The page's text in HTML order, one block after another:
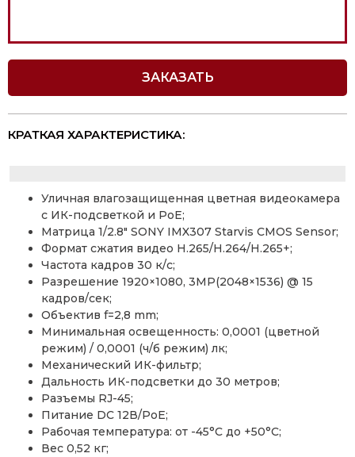
ЗАКАЗАТЬ
КРАТКАЯ ХАРАКТЕРИСТИКА:
Уличная влагозащищенная цветная видеокамера
с ИК-подсветкой и PoE;
Матрица 1/2.8″ SONY IMX307 Starvis CMOS Sensor;
Формат сжатия видео H.265/H.264/H.265+;
Частота кадров 30 к/с;
Разрешение 1920×1080, 3MP(2048×1536) @ 15
кадров/сек;
Объектив f=2,8 mm;
Минимальная освещенность: 0,0001 (цветной
режим) / 0,0001 (ч/б режим) лк;
Механический ИК-фильтр;
Дальность ИК-подсветки до 30 метров;
Разъемы RJ-45;
Питание DC 12В/PoE;
Рабочая температура: от -45°С до +50°С;
Вес 0,52 кг;